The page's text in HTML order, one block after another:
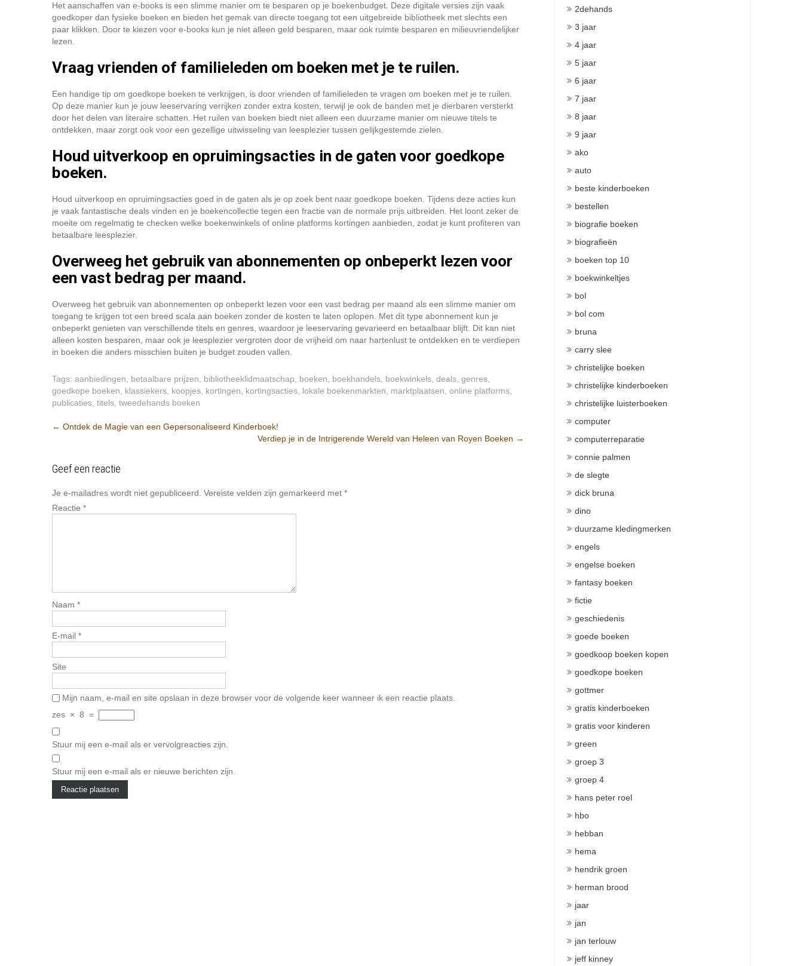
Het aanschaffen van e-books is een slimme manier om te besparen op je boekenbudget. Deze digitale versies zijn vaak
goedkoper dan fysieke boeken en bieden het gemak van directe toegang tot een uitgebreide bibliotheek met slechts een
paar klikken. Door te kiezen voor e-books kun je niet alleen geld besparen, maar ook ruimte besparen en milieuvriendelijker
lezen.
Vraag vrienden of familieleden om boeken met je te ruilen.
Een handige tip om goedkope boeken te verkrijgen, is door vrienden of familieleden te vragen om boeken met je te ruilen.
Op deze manier kun je jouw leeservaring verrijken zonder extra kosten, terwijl je ook de banden met je dierbaren versterkt
door het delen van literaire schatten. Het ruilen van boeken biedt niet alleen een duurzame manier om nieuwe titels te
ontdekken, maar zorgt ook voor een gezellige uitwisseling van leesplezier tussen gelijkgestemde zielen.
Houd uitverkoop en opruimingsacties in de gaten voor goedkope
boeken.
Houd uitverkoop en opruimingsacties goed in de gaten als je op zoek bent naar goedkope boeken. Tijdens deze acties kun
je vaak fantastische deals vinden en je boekencollectie tegen een fractie van de normale prijs uitbreiden. Het loont zeker de
moeite om regelmatig te checken welke boekenwinkels of online platforms kortingen aanbieden, zodat je kunt profiteren van
betaalbare leesplezier.
Overweeg het gebruik van abonnementen op onbeperkt lezen voor
een vast bedrag per maand.
Overweeg het gebruik van abonnementen op onbeperkt lezen voor een vast bedrag per maand als een slimme manier om
toegang te krijgen tot een breed scala aan boeken zonder de kosten te laten oplopen. Met dit type abonnement kun je
onbeperkt genieten van verschillende titels en genres, waardoor je leeservaring gevarieerd en betaalbaar blijft. Dit kan niet
alleen kosten besparen, maar ook je leesplezier vergroten door de vrijheid om naar hartenlust te ontdekken en te verdiepen
in boeken die anders misschien buiten je budget zouden vallen.
Tags: aanbiedingen betaalbare prijzen bibliotheeklidmaatschap boeken boekhandels boekwinkels deals genres
goedkope boeken
klassiekers koopjes kortingen kortingsacties lokale boekenmarkten marktplaatsen online platforms
publicaties titels tweedehands boeken
Post
← Ontdek de Magie van een Gepersonaliseerd Kinderboek!
Verdiep je in de Intrigerende Wereld van Heleen van Royen Boeken →
Geef een reactie
Je e-mailadres wordt niet gepubliceerd. Vereiste velden zijn gemarkeerd met *
Reactie *
Naam *
E-mail *
Site
Mijn naam, e-mail en site opslaan in deze browser voor de volgende keer wanneer ik een reactie plaats.
zes × 8 =
Stuur mij een e-mail als er vervolgreacties zijn.
Stuur mij een e-mail als er nieuwe berichten zijn.
2dehands
3 jaar
4 jaar
5 jaar
6 jaar
7 jaar
8 jaar
9 jaar
ako
auto
beste kinderboeken
bestellen
biografie boeken
biografieën
boeken top 10
boekwinkeltjes
bol
bol com
bruna
carry slee
christelijke boeken
christelijke kinderboeken
christelijke luisterboeken
computer
computerreparatie
connie palmen
de slegte
dick bruna
dino
duurzame kledingmerken
engels
engelse boeken
fantasy boeken
fictie
geschiedenis
goede boeken
goedkoop boeken kopen
goedkope boeken
gottmer
gratis kinderboeken
gratis voor kinderen
green
groep 3
groep 4
hans peter roel
hbo
hebban
hema
hendrik groen
herman brood
jaar
jan
jan terlouw
jeff kinney